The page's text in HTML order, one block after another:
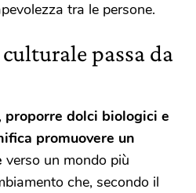
tra le persone.
passa da
proporre dolci biologici e
promuovere un
verso un mondo più
che, secondo il